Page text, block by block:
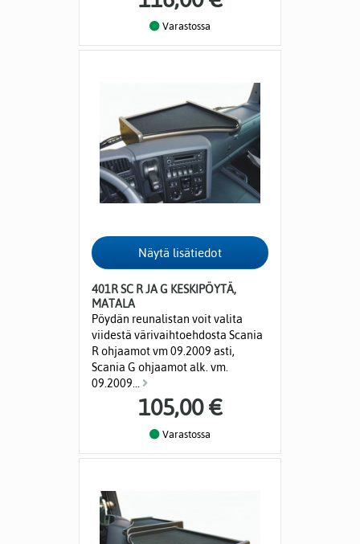
Varastossa
401R SC R JA G KESKIPÖYTÄ,
MATALA
Pöydän reunalistan voit valita
viidestä värivaihtoehdosta Scania
R ohjaamot vm 09.2009 asti,
Scania G ohjaamot alk. vm.
09.2009...
105,00 €
Varastossa